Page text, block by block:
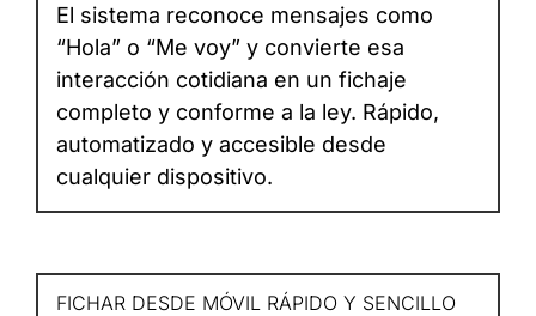
El sistema reconoce mensajes como
“Hola” o “Me voy” y convierte esa
interacción cotidiana en un fichaje
completo y conforme a la ley. Rápido,
automatizado y accesible desde
cualquier dispositivo.
FICHAR DESDE MÓVIL RÁPIDO Y SENCILLO